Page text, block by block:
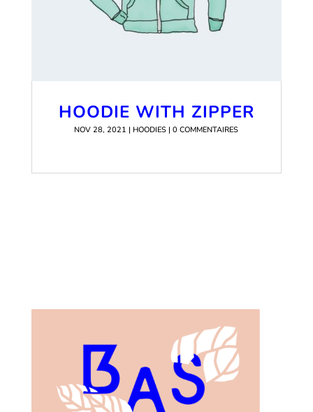
HOODIE WITH ZIPPER
NOV 28, 2021 | HOODIES | 0 COMMENTAIRES